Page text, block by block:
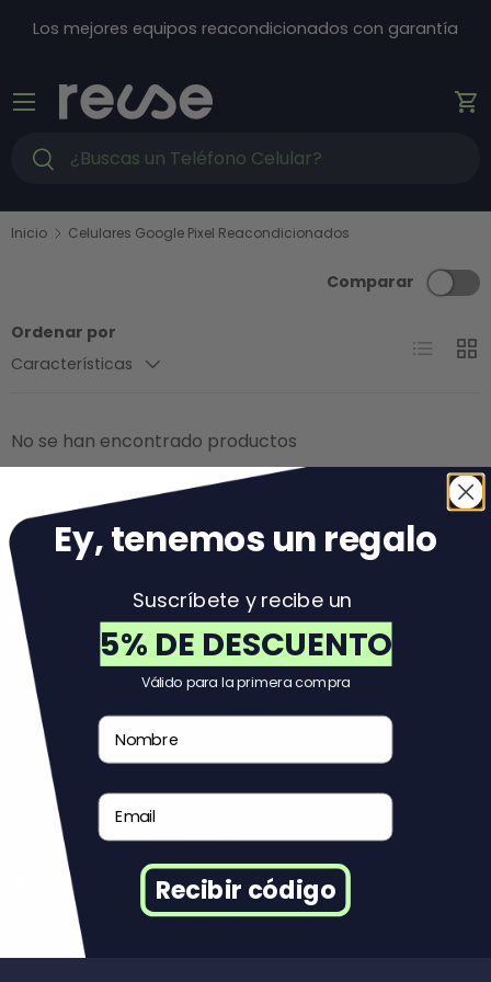
Ir al contenido
Los mejores equipos reacondicionados con garantía
Buscar
Buscar
Menú
Inicio Celulares Google Pixel Reacondicionados
Ordenar por
Características
Comparar
Lista
No se han encontrado productos
Reuse
Servicio al Cliente
Contáctanos
soportemexico@reuse.mx
+525527663623
Ey, tenemos un regalo
Suscríbete y recibe un
5% DE DESCUENTO
Válido para la primera compra
Nombre
Email
Recibir código